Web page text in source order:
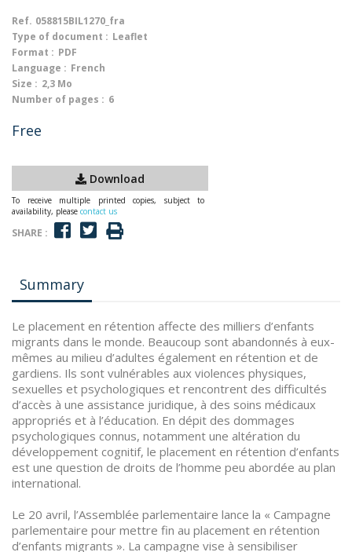
Ref. 058815BIL1270_fra
Type of document : Leaflet
Format : PDF
Language : French
Size : 2,3 Mo
Number of pages : 6
Free
Download
To receive multiple printed copies, subject to
availability, please contact us
SHARE :
Summary
Le placement en rétention affecte des milliers d’enfants
migrants dans le monde. Beaucoup sont abandonnés à eux-
mêmes au milieu d’adultes également en rétention et de
gardiens. Ils sont vulnérables aux violences physiques,
sexuelles et psychologiques et rencontrent des difficultés
d’accès à une assistance juridique, à des soins médicaux
appropriés et à l’éducation. En dépit des dommages
psychologiques connus, notamment une altération du
développement cognitif, le placement en rétention d’enfants
est une question de droits de l’homme peu abordée au plan
international.
Le 20 avril, l’Assemblée parlementaire lance la « Campagne
parlementaire pour mettre fin au placement en rétention
d’enfants migrants ». La campagne vise à sensibiliser